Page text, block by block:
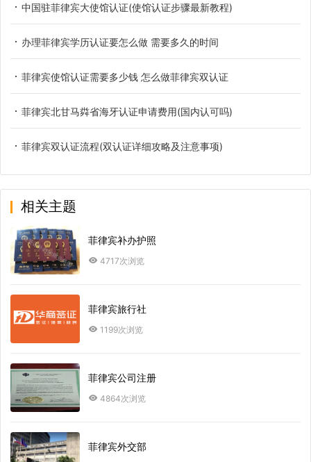
中国驻菲律宾大使馆认证(使馆认证步骤最新教程)
办理菲律宾学历认证要怎么做 需要多久的时间
菲律宾使馆认证需要多少钱 怎么做菲律宾双认证
菲律宾北甘马粦省海牙认证申请费用(国内认可吗)
菲律宾双认证流程(双认证详细攻略及注意事项)
相关主题
菲律宾补办护照
4717次浏览
菲律宾旅行社
1199次浏览
菲律宾公司注册
4864次浏览
菲律宾外交部